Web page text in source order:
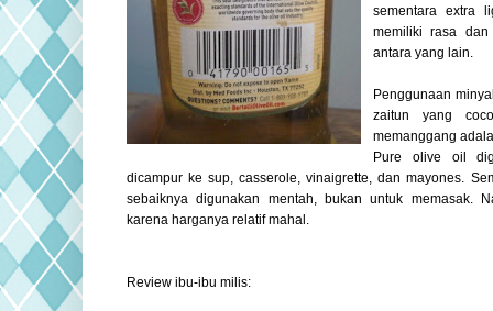
sementara extra
memiliki rasa
antara yang lain.
Penggunaan
zaitun yang
memanggang
Pure olive oil
dicampur ke sup, casserole, vinaigrette, dan mayones.
sebaiknya digunakan mentah, bukan untuk memasak.
karena harganya relatif mahal.
Review ibu-ibu milis: